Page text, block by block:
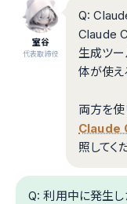
室谷
代表取締役
Q:
Claude
生成ツ
体が使え
両方を使
Claude
照してく
Q: 利用中に発生